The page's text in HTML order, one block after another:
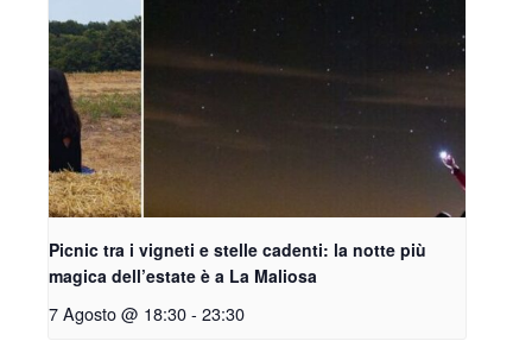
Picnic tra i vigneti e stelle cadenti: la notte più
magica dell’estate è a La Maliosa
7 Agosto @ 18:30- 23:30